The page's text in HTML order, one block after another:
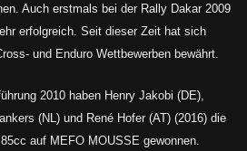
Auch erstmals bei der Rally Dakar 2009
erfolgreich. Seit dieser Zeit hat sich
und Enduro Wettbewerben bewährt.
2010 haben Henry Jakobi (DE),
(NL) und René Hofer (AT) (2016) die
auf MEFO MOUSSE gewonnen.